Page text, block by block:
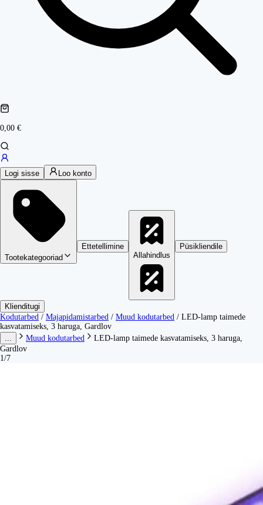
0,00 €
Logi sisse Loo konto
Tootekategooriad
Ettetellimine
Allahindlus
Püsikliendile
Klienditugi
Kodutarbed / Majapidamistarbed / Muud kodutarbed / LED-lamp taimede
kasvatamiseks, 3 haruga, Gardlov
Muud kodutarbed
LED-lamp taimede kasvatamiseks, 3 haruga,
Gardlov
1/7